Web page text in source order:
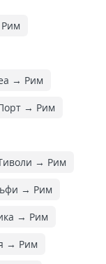
→ Рим
→ Рим
→ Рим
→ Рим
→ Рим
→ Рим